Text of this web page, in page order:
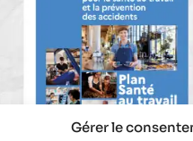
Gérer le